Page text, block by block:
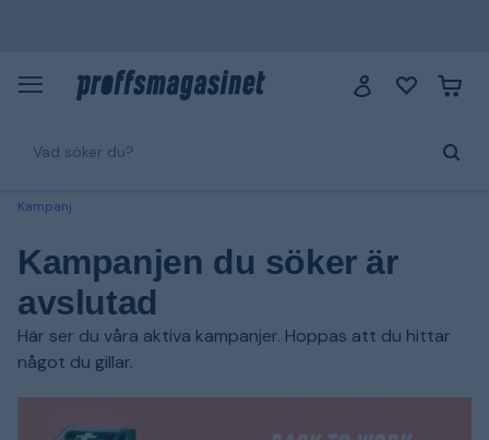
Kampanj
Kampanjen du söker är
avslutad
Här ser du våra aktiva kampanjer. Hoppas att du hittar
något du gillar.